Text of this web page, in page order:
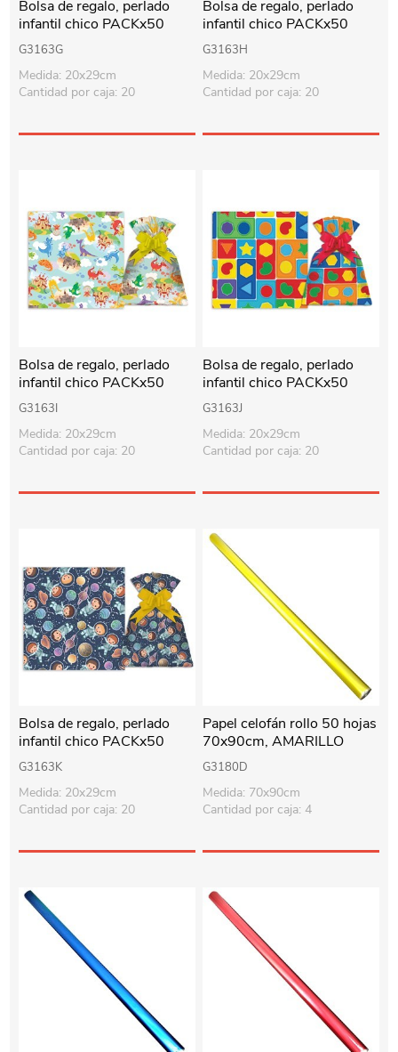
Bolsa de regalo, perlado
infantil chico PACKx50
G3163G
Medida: 20x29cm
Cantidad por caja: 20
Bolsa de regalo, perlado
infantil chico PACKx50
G3163H
Medida: 20x29cm
Cantidad por caja: 20
Bolsa de regalo, perlado
infantil chico PACKx50
G3163I
Medida: 20x29cm
Cantidad por caja: 20
Bolsa de regalo, perlado
infantil chico PACKx50
G3163J
Medida: 20x29cm
Cantidad por caja: 20
Bolsa de regalo, perlado
infantil chico PACKx50
G3163K
Medida: 20x29cm
Cantidad por caja: 20
Papel celofán rollo 50 hojas
70x90cm, AMARILLO
G3180D
Medida: 70x90cm
Cantidad por caja: 4